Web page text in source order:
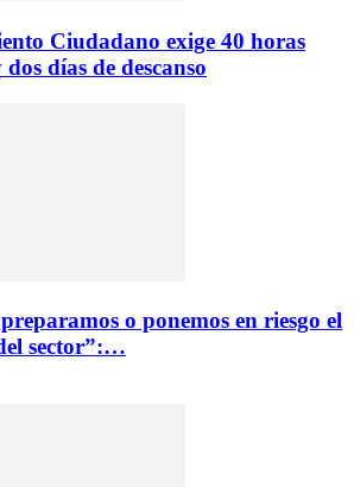
Ciudadano exige 40 horas
días de descanso
o ponemos en riesgo el
sector”:…